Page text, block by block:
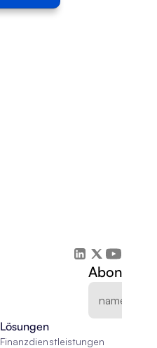
Lösungen
Finanzdienstleistungen